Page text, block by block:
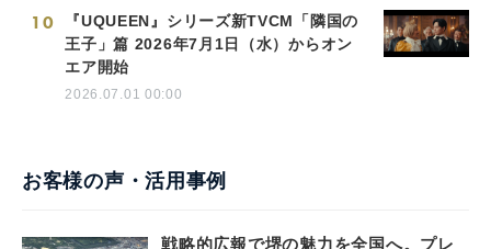
10
『UQUEEN』シリーズ新TVCM「隣国の
王子」篇 2026年7月1日（水）からオン
エア開始
2026.07.01 00:00
お客様の声・活用事例
戦略的広報で堺の魅力を全国へ。プレ